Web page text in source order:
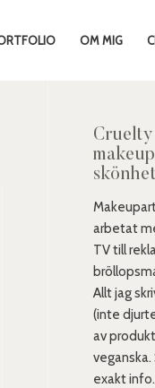
OM MIG
arbetat
TV till
Allt jag
(inte
av
exakt info.